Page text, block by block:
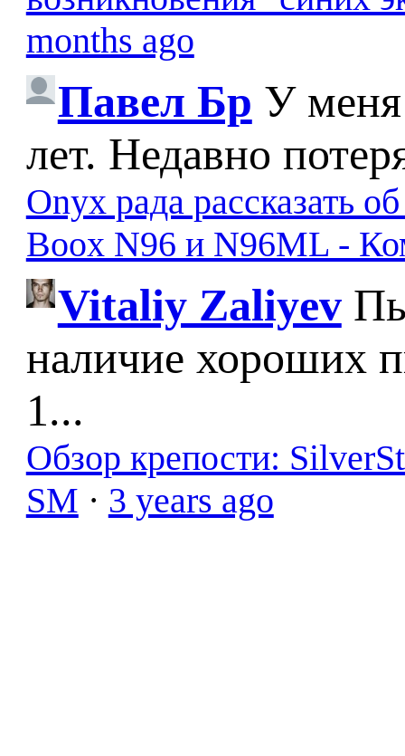
months ago
Павел Бр У меня
лет. Недавно
Onyx рада рассказать
Boox N96 и N96ML -
Vitaliy Zaliyev
наличие хороших
1...
Обзор крепости:
SM · 3 years ago